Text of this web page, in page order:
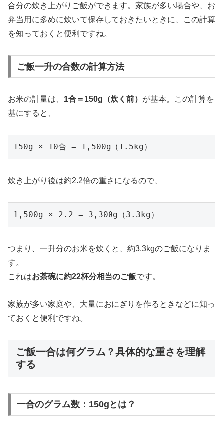
合分の炊き上がりご飯ができます。家族が多い場合や、お
弁当用に多めに炊いて保存しておきたいときに、この計算
を知っておくと便利ですね。
ご飯一升の合数の計算方法
お米の計量は、 1合＝150g（炊く前） が基本。この計算を
基にすると、
150g × 10合 = 1,500g（1.5kg）
炊き上がり後は約2.2倍の重さになるので、
1,500g × 2.2 = 3,300g（3.3kg）
つまり、一升分のお米を炊くと、約3.3kgのご飯になりま
す。
これはお茶碗に約22杯分相当のご飯です。
家族が多い家庭や、大量におにぎりを作るときなどに知っ
ておくと便利ですね。
ご飯一合は何グラム？具体的な重さを理解
する
一合のグラム数：150gとは？